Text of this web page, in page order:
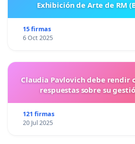
Exhibición de Arte de RM
15 firmas
6 Oct 2025
Claudia Pavlovich debe rendir
respuestas sobre su
121 firmas
20 Jul 2025